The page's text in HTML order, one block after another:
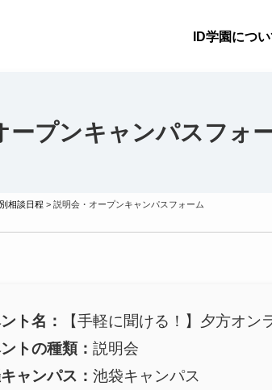
ID学園につ
ープンキャンパスフォ
相談日程 > 説明会・オープンキャンパスフォーム
ト名：
【手軽に聞ける！】夕方オン
トの種類： 説明会
ャンパス： 池袋キャンパス